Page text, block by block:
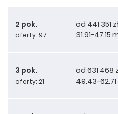
2 pok.
oferty: 97
od 441 351
31.91-47.15
3 pok.
oferty: 21
od 631 468
49.43-62.71